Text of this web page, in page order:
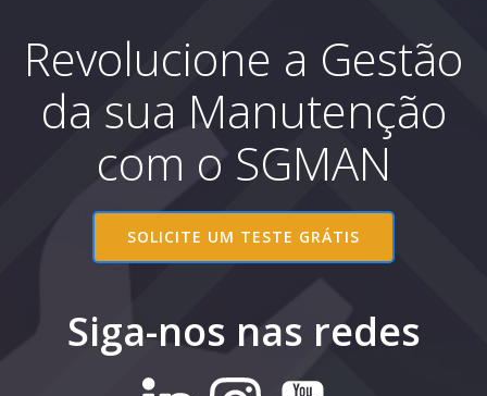
Revolucione a Gestão
da sua Manutenção
com o SGMAN
SOLICITE UM TESTE GRÁTIS
Siga-nos nas redes